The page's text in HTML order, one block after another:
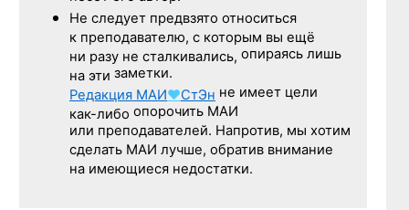
Не следует предвзято относиться
к преподавателю, с которым вы ещё
ни разу не сталкивались, опираясь лишь
на эти заметки.
Редакция МАИ♥СтЭн не имеет цели
как-либо опорочить МАИ
или преподавателей. Напротив, мы хотим
сделать МАИ лучше, обратив внимание
на имеющиеся недостатки.